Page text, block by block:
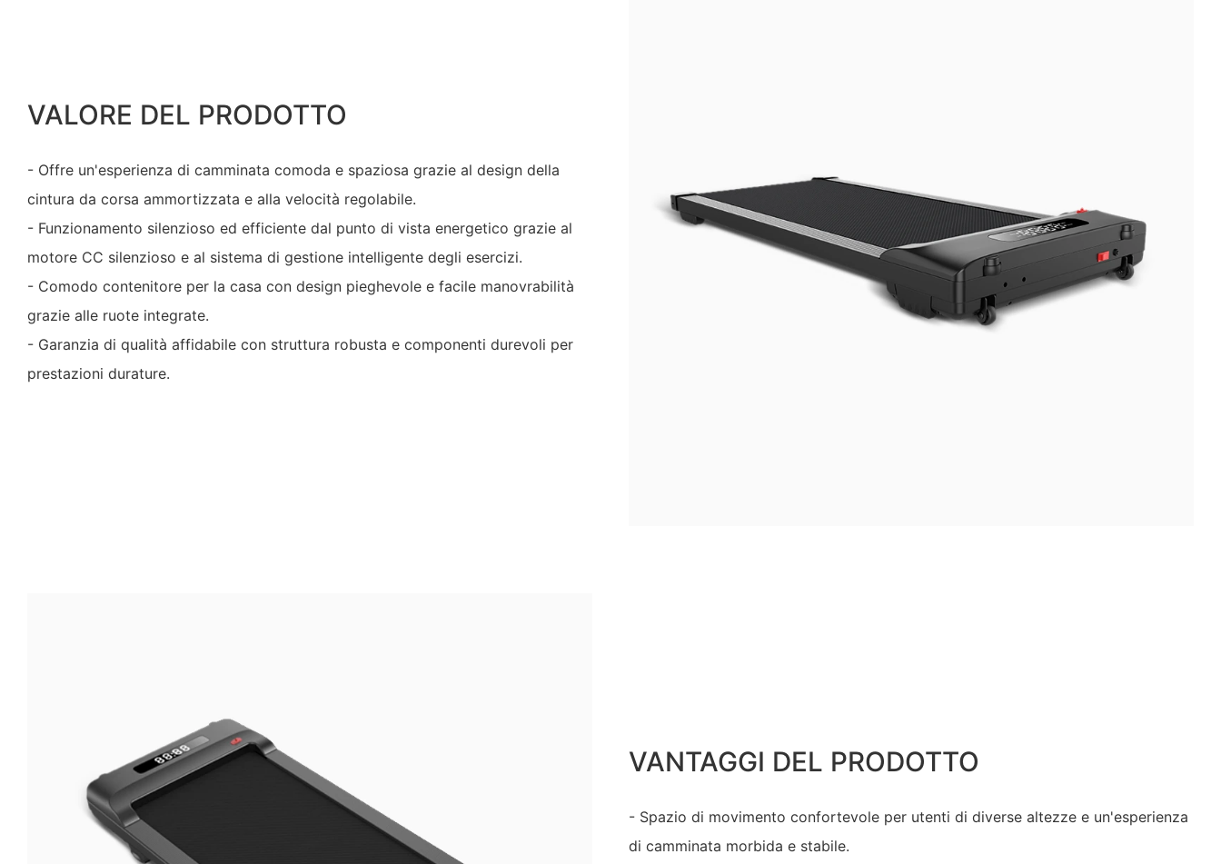
VALORE DEL PRODOTTO
- Offre un'esperienza di camminata comoda e spaziosa grazie al design della
cintura da corsa ammortizzata e alla velocità regolabile.
- Funzionamento silenzioso ed efficiente dal punto di vista energetico grazie al
motore CC silenzioso e al sistema di gestione intelligente degli esercizi.
- Comodo contenitore per la casa con design pieghevole e facile manovrabilità
grazie alle ruote integrate.
- Garanzia di qualità affidabile con struttura robusta e componenti durevoli per
prestazioni durature.
VANTAGGI DEL PRODOTTO
- Spazio di movimento confortevole per utenti di diverse altezze e un'esperienza
di camminata morbida e stabile.